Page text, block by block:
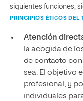
siguientes funciones,
PRINCIPIOS ÉTICOS DEL
Atención
la acogida de
de contacto con
sea. El objetivo
profesional, y
individuales